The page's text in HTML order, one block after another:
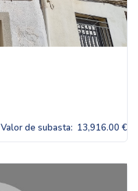
Valor de subasta: 13,916.00 €